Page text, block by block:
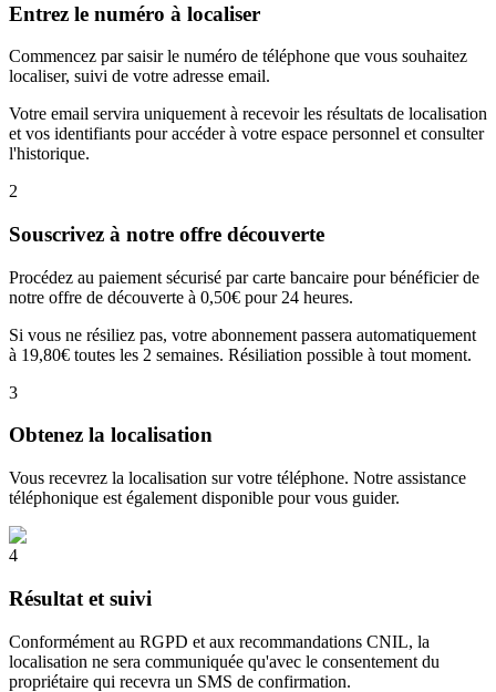
Entrez le numéro à localiser
Commencez par saisir le numéro de téléphone que vous souhaitez
localiser, suivi de votre adresse email.
Votre email servira uniquement à recevoir les résultats de localisation
et vos identifiants pour accéder à votre espace personnel et consulter
l'historique.
2
Souscrivez à notre offre découverte
Procédez au paiement sécurisé par carte bancaire pour bénéficier de
notre offre de découverte à 0,50€ pour 24 heures.
Si vous ne résiliez pas, votre abonnement passera automatiquement
à 19,80€ toutes les 2 semaines. Résiliation possible à tout moment.
3
Obtenez la localisation
Vous recevrez la localisation sur votre téléphone. Notre assistance
téléphonique est également disponible pour vous guider.
4
Résultat et suivi
Conformément au RGPD et aux recommandations CNIL, la
localisation ne sera communiquée qu'avec le consentement du
propriétaire qui recevra un SMS de confirmation.